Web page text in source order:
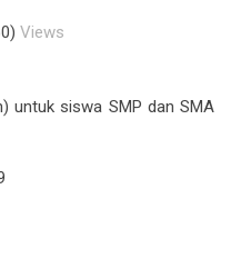
Views
untuk siswa SMP dan SMA